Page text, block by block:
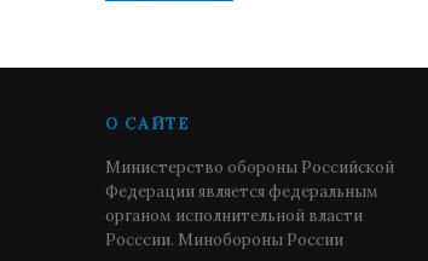
О САЙТЕ
Министерство обороны Российской
Федерации является федеральным
органом исполнительной власти
Росссии. Минобороны России